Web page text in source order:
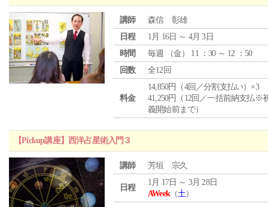
講師
森信 彰雄
日程
1月 16日 ～ 4月 3日
時間
毎週 （金） 11 ：30 ～ 12 ：50
回数
全12回
料金
14,850円（4回／分割支払い）×3
41,250円（12回／一括前納支払※
義開始前まで）
【Pickup講座】西洋占星術入門３
講師 芳垣 宗久
日程
1月 17日 ～ 3月 28日
AWeek（土）